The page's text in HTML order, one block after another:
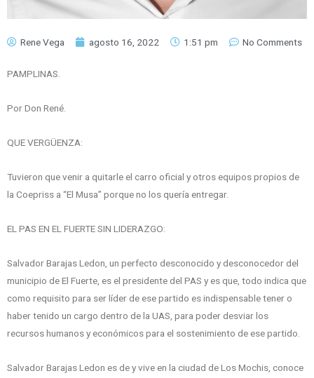
Rene Vega agosto 16, 2022 1:51 pm No Comments
PAMPLINAS.
Por Don René.
QUE VERGÜENZA:
Tuvieron que venir a quitarle el carro oficial y otros equipos propios de
la Coepriss a “El Musa” porque no los quería entregar.
EL PAS EN EL FUERTE SIN LIDERAZGO:
Salvador Barajas Ledon, un perfecto desconocido y desconocedor del
municipio de El Fuerte, es el presidente del PAS y es que, todo indica que
como requisito para ser líder de ese partido es indispensable tener o
haber tenido un cargo dentro de la UAS, para poder desviar los
recursos humanos y económicos para el sostenimiento de ese partido.
Salvador Barajas Ledon es de y vive en la ciudad de Los Mochis, conoce